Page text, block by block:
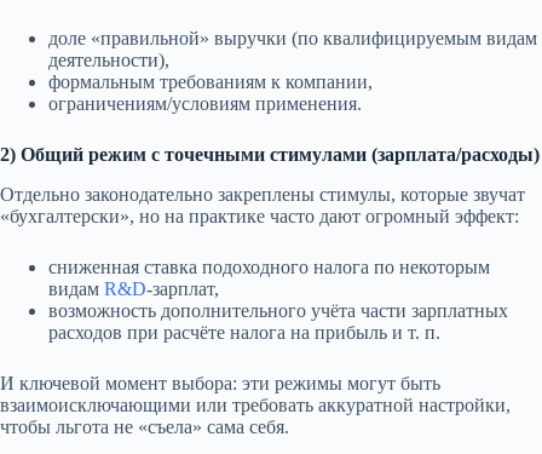
доле «правильной» выручки (по квалифицируемым видам
деятельности),
формальным требованиям к компании,
ограничениям/условиям применения.
2) Общий режим с точечными стимулами (зарплата/расходы)
Отдельно законодательно закреплены стимулы, которые звучат
«бухгалтерски», но на практике часто дают огромный эффект:
сниженная ставка подоходного налога по некоторым
видам R&D-зарплат,
возможность дополнительного учёта части зарплатных
расходов при расчёте налога на прибыль и т. п.
И ключевой момент выбора: эти режимы могут быть
взаимоисключающими или требовать аккуратной настройки,
чтобы льгота не «съела» сама себя.